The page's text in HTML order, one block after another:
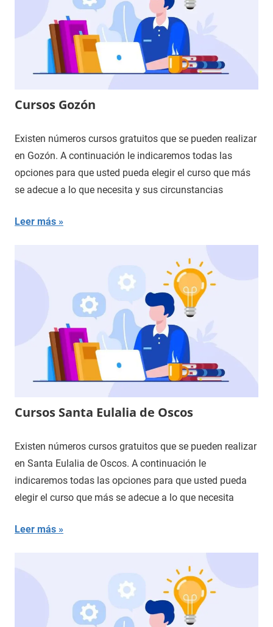
Cursos Gozón
Existen números cursos gratuitos que se pueden realizar
en Gozón. A continuación le indicaremos todas las
opciones para que usted pueda elegir el curso que más
se adecue a lo que necesita y sus circunstancias
Leer más
Cursos Santa Eulalia de Oscos
Existen números cursos gratuitos que se pueden realizar
en Santa Eulalia de Oscos. A continuación le
indicaremos todas las opciones para que usted pueda
elegir el curso que más se adecue a lo que necesita
Leer más